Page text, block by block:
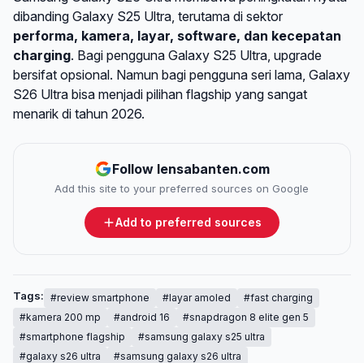
dibanding Galaxy S25 Ultra, terutama di sektor
performa, kamera, layar, software, dan kecepatan
charging. Bagi pengguna Galaxy S25 Ultra, upgrade
bersifat opsional. Namun bagi pengguna seri lama, Galaxy
S26 Ultra bisa menjadi pilihan flagship yang sangat
menarik di tahun 2026.
Follow lensabanten.com
Add this site to your preferred sources on Google
Add to preferred sources
Tags: #review smartphone #layar amoled
#fast charging
#kamera 200 mp
#android 16
#snapdragon 8 elite gen 5
#smartphone flagship
#samsung galaxy s25 ultra
#galaxy s26 ultra
#samsung galaxy s26 ultra